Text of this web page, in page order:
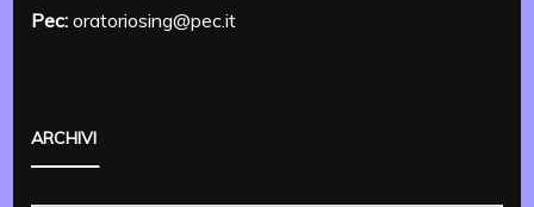
Pec: oratoriosing@pec.it
ARCHIVI